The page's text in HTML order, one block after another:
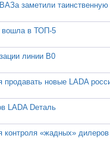
заметили таинственную
вошла в ТОП-5
линии В0
новые LADA
LADA Dеталь
«жадных» дилеров